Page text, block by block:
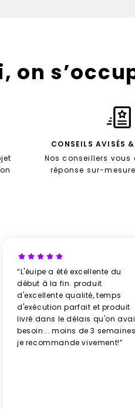
on
CONSEILS AVISÉS
Nos conseillers vous
réponse sur-
“L'éuipe a été excellente du
début à la fin. produit
d'excellente qualité, temps
d'exécution parfait et produit
livré dans le délais qu'on
besoin... moins de 3
je recommande vivement!”